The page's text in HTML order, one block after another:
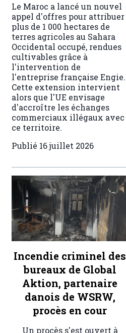
Le Maroc a lancé un nouvel
appel d'offres pour attribuer
plus de 1 000 hectares de
terres agricoles au Sahara
Occidental occupé, rendues
cultivables grâce à
l'intervention de
l'entreprise française Engie.
Cette extension intervient
alors que l'UE envisage
d'accroître les échanges
commerciaux illégaux avec
ce territoire.
Publié 16 juillet 2026
Incendie criminel des
bureaux de Global
Aktion, partenaire
danois de WSRW,
procès en cour
Un procès s'est ouvert à